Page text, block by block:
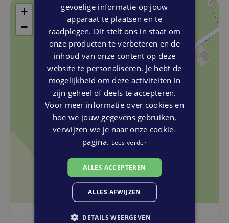
+
−
gevoelige informatie op jouw
apparaat te plaatsen en te
raadplegen. Dit stelt ons in staat om
onze producten te verbeteren en de
inhoud van onze content op deze
website te personaliseren. Je hebt de
mogelijkheid om deze activiteiten in
zijn geheel of deels te accepteren.
Voor meer informatie over cookies en
hoe we jouw gegevens gebruiken,
verwijzen we je naar onze cookie-
pagina. Lees verder
ALLES ACCEPTEREN
ALLES AFWIJZEN
DETAILS WEERGEVEN